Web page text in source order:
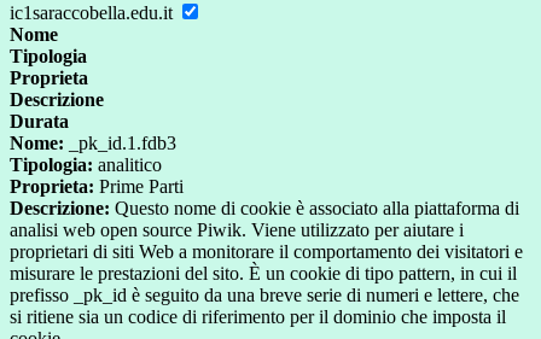
ic1saraccobella.edu.it
Nome
Tipologia
Proprieta
Descrizione
Durata
Nome: _pk_id.1.fdb3
Tipologia: analitico
Proprieta: Prime Parti
Descrizione: Questo nome di cookie è associato alla piattaforma di
analisi web open source Piwik. Viene utilizzato per aiutare i
proprietari di siti Web a monitorare il comportamento dei visitatori e
misurare le prestazioni del sito. È un cookie di tipo pattern, in cui il
prefisso _pk_id è seguito da una breve serie di numeri e lettere, che
si ritiene sia un codice di riferimento per il dominio che imposta il